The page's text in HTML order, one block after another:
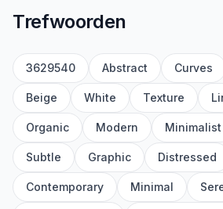
Trefwoorden
3629540 Abstract Curves
Beige White Texture
Organic Modern Minimalist
Subtle Graphic Distressed
Contemporary Minimal